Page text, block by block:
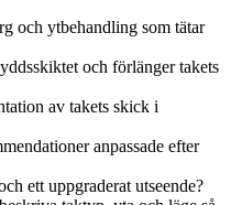
och ytbehandling som tätar
och förlänger takets
av takets skick i
anpassade efter
ett uppgraderat utseende?